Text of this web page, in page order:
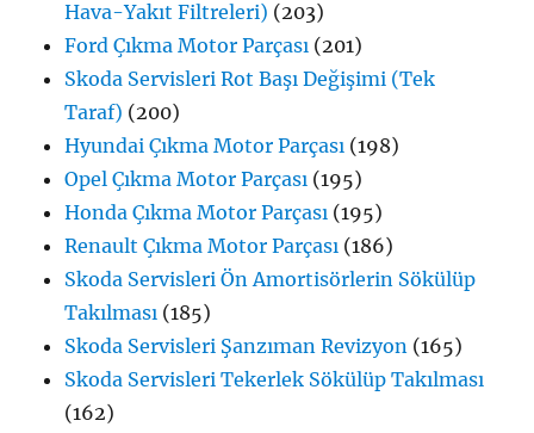
Hava-Yakıt Filtreleri) (203)
Ford Çıkma Motor Parçası (201)
Skoda Servisleri Rot Başı Değişimi (Tek
Taraf) (200)
Hyundai Çıkma Motor Parçası (198)
Opel Çıkma Motor Parçası (195)
Honda Çıkma Motor Parçası (195)
Renault Çıkma Motor Parçası (186)
Skoda Servisleri Ön Amortisörlerin Sökülüp
Takılması (185)
Skoda Servisleri Şanzıman Revizyon (165)
Skoda Servisleri Tekerlek Sökülüp Takılması
(162)